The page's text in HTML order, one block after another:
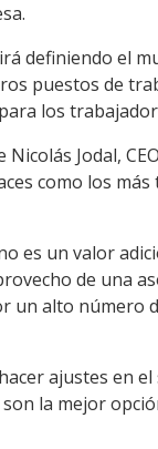
definiendo el
puestos de
los
Jodal,
como los
es un valor
de una
un alto número
ajustes en el
la mejor